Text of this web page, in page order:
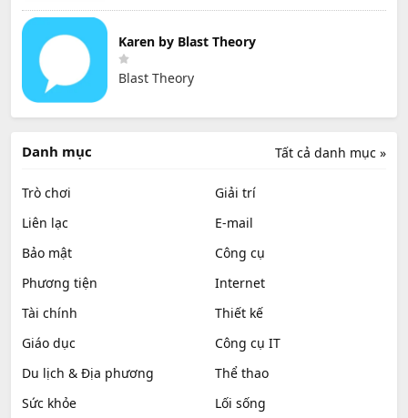
Karen by Blast Theory
Blast Theory
Tất cả danh mục »
Danh mục
Trò chơi
Giải trí
Liên lạc
E-mail
Bảo mật
Công cụ
Phương tiện
Internet
Tài chính
Thiết kế
Giáo dục
Công cụ IT
Du lịch & Địa phương
Thể thao
Sức khỏe
Lối sống